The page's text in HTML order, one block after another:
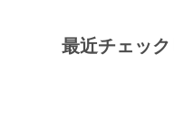
最近チェッ